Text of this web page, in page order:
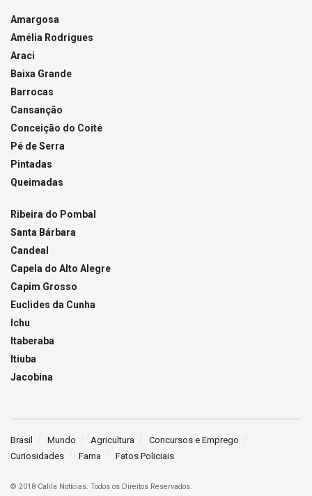
Amargosa
Amélia Rodrigues
Araci
Baixa Grande
Barrocas
Cansanção
Conceição do Coité
Pé de Serra
Pintadas
Queimadas
Ribeira do Pombal
Santa Bárbara
Candeal
Capela do Alto Alegre
Capim Grosso
Euclides da Cunha
Ichu
Itaberaba
Itiuba
Jacobina
Brasil Mundo Agricultura
Concursos e Emprego
Curiosidades
Fama Fatos Policiais
© 2018 Calila Notícias. Todos os Direitos Reservados.